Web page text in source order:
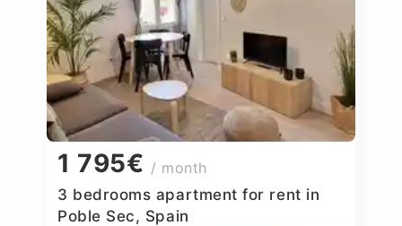
1 795€ / month
3 bedrooms apartment for rent in
Poble Sec, Spain